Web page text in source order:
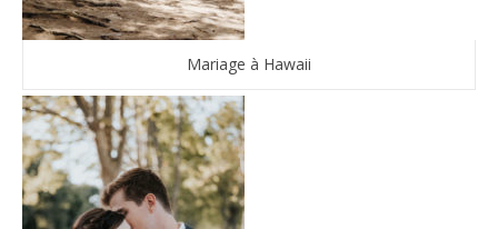
Mariage à Hawaii